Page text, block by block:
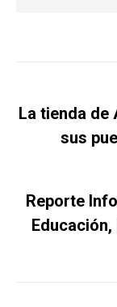
entre
La tienda de
sus
Reporte